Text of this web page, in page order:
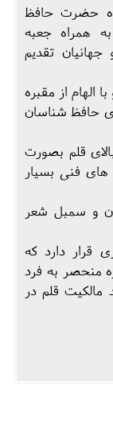
حضرت حافظ
همراه جعبه
تقدیم
الهام از مقبره
حافظ شناسان
قلم بصورت
فنی بسیار
و سمبل شعر
قرار دارد که
منحصر به فرد
قلم در